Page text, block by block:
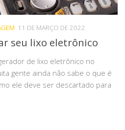
11 DE MARÇO DE 2022
seu lixo eletrônico
de lixo eletrônico no
gente ainda não sabe o que é
ele deve ser descartado para